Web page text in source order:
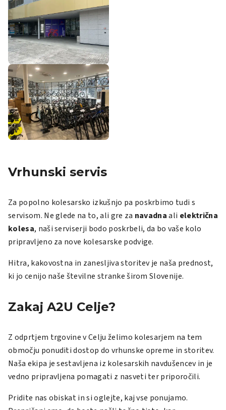
Vrhunski servis
Za popolno kolesarsko izkušnjo pa poskrbimo tudi s
servisom. Ne glede na to, ali gre za navadnaali električna
kolesa, naši serviserji bodo poskrbeli, da bo vaše kolo
pripravljeno za nove kolesarske podvige.
Hitra, kakovostna in zanesljiva storitev je naša prednost,
ki jo cenijo naše številne stranke širom Slovenije.
Zakaj A2U Celje?
Z odprtjem trgovine v Celju želimo kolesarjem na tem
območju ponuditi dostop do vrhunske opreme in storitev.
Naša ekipa je sestavljena iz kolesarskih navdušencev in je
vedno pripravljena pomagati z nasveti ter priporočili.
Pridite nas obiskat in si oglejte, kaj vse ponujamo.